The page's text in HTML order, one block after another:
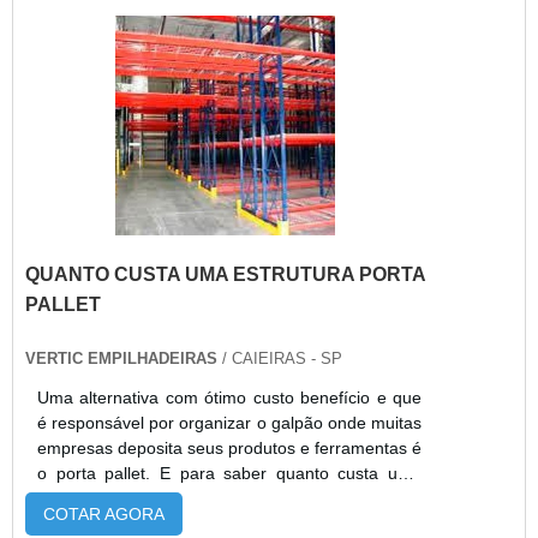
segurança nas operações.
QUANTO CUSTA UMA ESTRUTURA PORTA
PALLET
VERTIC EMPILHADEIRAS / CAIEIRAS - SP
Uma alternativa com ótimo custo benefício e que
é responsável por organizar o galpão onde muitas
empresas deposita seus produtos e ferramentas é
o porta pallet. E para saber quanto custa uma
estrutura porta pallet é necessário que seja feita
uma ampla pesquisa de mercado. O porta pallet
COTAR AGORA